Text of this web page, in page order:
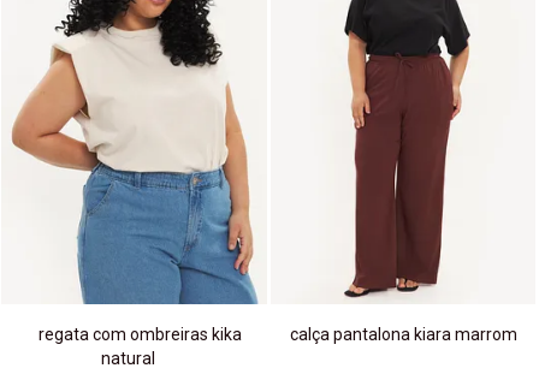
regata com ombreiras kika
natural
calça pantalona kiara marrom